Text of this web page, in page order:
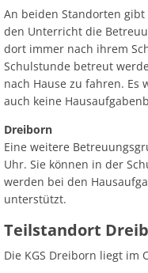
An beiden Standorten
den Unterricht die
dort immer nach ihrem
Schulstunde betreut
nach Hause zu fahren.
auch keine
Dreiborn
Eine weitere
Uhr. Sie können in der
werden bei den
unterstützt.
Teilstandort
Die KGS Dreiborn liegt im